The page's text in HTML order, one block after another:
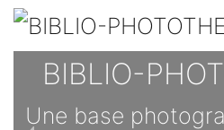
BIBLIO-
Une base